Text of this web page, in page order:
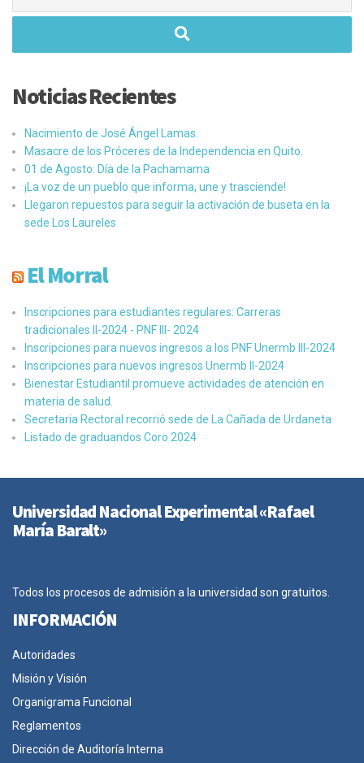
Noticias Recientes
Nacimiento de José Ángel Lamas.
Masacre de los Próceres de la Independencia en Quito.
01 de Agosto: Día de la Pachamama
¡La voz de un pueblo que informa, une y trasciende!
Llegaron repuestos para seguir la activación de buseta en la
sede Los Laureles
El Morral
Inscripciones para estudiantes regulares: Carreras
tradicionales II-2024 - PNF III- 2024
Inscripciones para nuevos ingresos a los PNF Unermb III-2024
Inscripciones para nuevos ingresos Unermb II-2024
Bienestar Estudiantil promueve actividades de atención en
materia de salud.
Secretaria Rectoral recorrió sede de La Cañada de Urdaneta
Listado de graduandos Coro 2024
Universidad Nacional Experimental «Rafael
María Baralt»
Todos los procesos de admisión a la universidad son gratuitos.
INFORMACIÓN
Autoridades
Misión y Visión
Organigrama Funcional
Reglamentos
Dirección de Auditoría Interna